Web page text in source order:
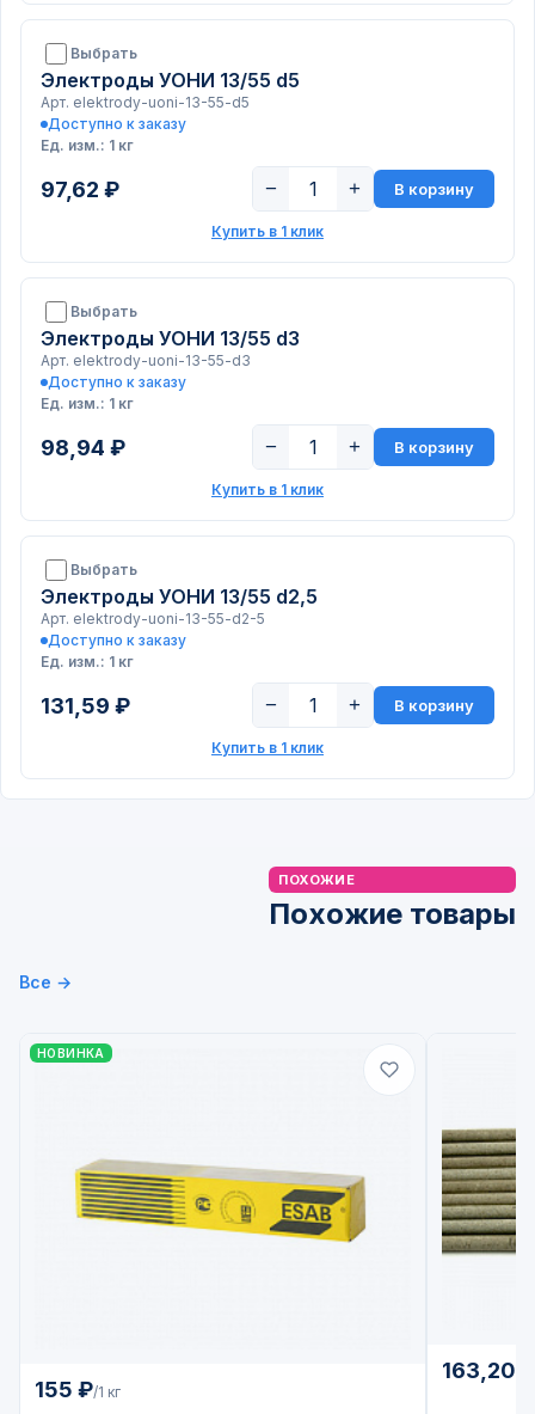
Выбрать
Электроды УОНИ 13/55 d5
Арт. elektrody-uoni-13-55-d5
Доступно к заказу
Ед. изм.: 1 кг
97,62 ₽ − + В корзину
Купить в 1 клик
Выбрать
Электроды УОНИ 13/55 d3
Арт. elektrody-uoni-13-55-d3
Доступно к заказу
Ед. изм.: 1 кг
98,94 ₽ − + В корзину
Купить в 1 клик
Выбрать
Электроды УОНИ 13/55 d2,5
Арт. elektrody-uoni-13-55-d2-5
Доступно к заказу
Ед. изм.: 1 кг
131,59 ₽ − + В корзину
Купить в 1 клик
ПОХОЖИЕ
Похожие товары
Все →
НОВИНКА
155 ₽/1 кг
163,20